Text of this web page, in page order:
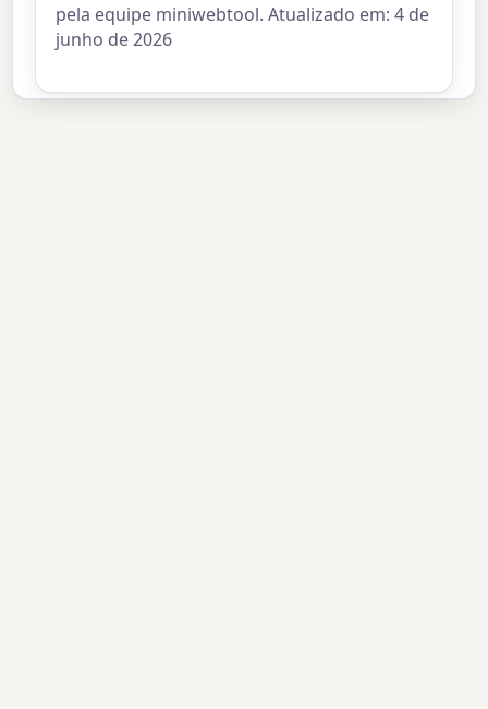
pela equipe miniwebtool. Atualizado em: 4 de
junho de 2026